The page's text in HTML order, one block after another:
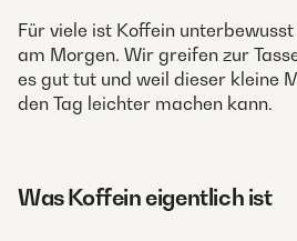
Für viele ist Koffein
am Morgen. Wir greifen zur
es gut tut und weil dieser kleine
den Tag leichter machen kann.
Was Koffein eigentlich ist